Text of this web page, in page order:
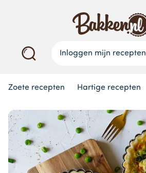
Inloggen mijn recepten
Zoete recepten Hartige recepten